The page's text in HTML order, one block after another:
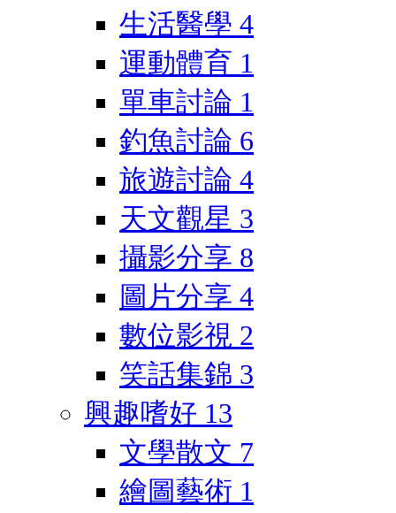
生活醫學 4
運動體育 1
單車討論 1
釣魚討論 6
旅遊討論 4
天文觀星 3
攝影分享 8
圖片分享 4
數位影視 2
笑話集錦 3
興趣嗜好 13
文學散文 7
繪圖藝術 1